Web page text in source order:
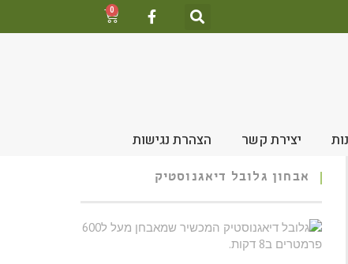
0
יצירת קשר הצהרת נגישות
אבחון גלובל דיאגנוסטיק